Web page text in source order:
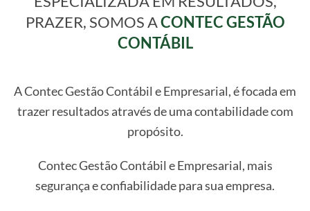
PRAZER, SOMOS ACONTEC GESTÃO
CONTÁBIL
A Contec Gestão Contábil e Empresarial, é focada em
trazer resultados através de uma contabilidade com
propósito.
Contec Gestão Contábil e Empresarial, mais
segurança e confiabilidade para sua empresa.